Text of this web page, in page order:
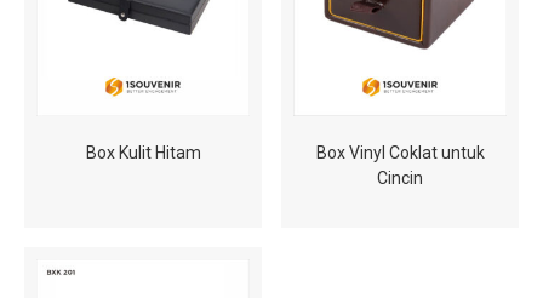
Box Kulit Hitam
Box Vinyl Coklat untuk
Cincin